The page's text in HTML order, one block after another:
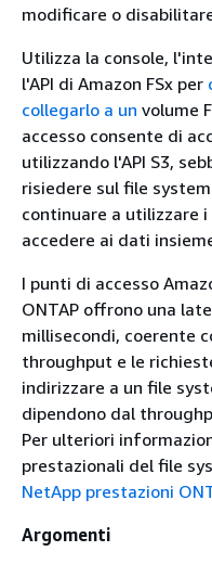
modificare o
Utilizza la console,
l'API di Amazon FSx per
collegarlo a un volume
accesso consente di
utilizzando l'API S3,
risiedere sul file
continuare a utilizzare i
accedere ai dati
I punti di accesso
ONTAP offrono una
millisecondi, coerente
throughput e le
indirizzare a un file
dipendono dal
Per ulteriori
prestazionali del file
NetApp prestazioni
Argomenti